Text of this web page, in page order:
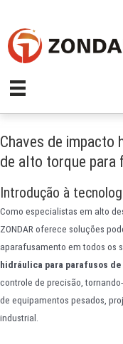
conteúdo
Chaves de impacto
de alto torque para
Introdução à
Como especialistas em alto
ZONDAR oferece soluções
aparafusamento em todos os
hidráulica para parafusos
controle de precisão,
de equipamentos pesados,
industrial.